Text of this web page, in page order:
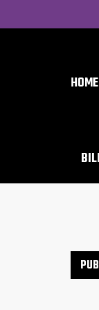
HOME
PUB